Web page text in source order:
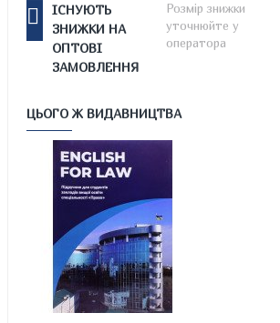
ІСНУЮТЬ
ЗНИЖКИ НА
ОПТОВІ
ЗАМОВЛЕННЯ
Розмір знижки
уточнюйте у
оператора
ЦЬОГО Ж ВИДАВНИЦТВА